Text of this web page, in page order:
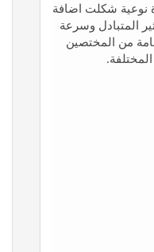
نوعية شكلت اضافة
المتبادل وسرعة
من المختصين